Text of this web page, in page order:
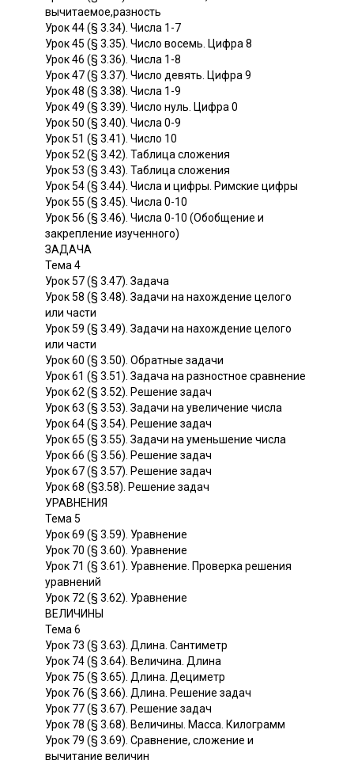
вычитаемое,разность
Урок 44 (§ 3.34). Числа 1-7
Урок 45 (§ 3.35). Число восемь. Цифра 8
Урок 46 (§ 3.36). Числа 1-8
Урок 47 (§ 3.37). Число девять. Цифра 9
Урок 48 (§ 3.38). Числа 1-9
Урок 49 (§ 3.39). Число нуль. Цифра 0
Урок 50 (§ 3.40). Числа 0-9
Урок 51 (§ 3.41). Число 10
Урок 52 (§ 3.42). Таблица сложения
Урок 53 (§ 3.43). Таблица сложения
Урок 54 (§ 3.44). Числа и цифры. Римские цифры
Урок 55 (§ 3.45). Числа 0-10
Урок 56 (§ 3.46). Числа 0-10 (Обобщение и
закрепление изученного)
ЗАДАЧА
Тема 4
Урок 57 (§ 3.47). Задача
Урок 58 (§ 3.48). Задачи на нахождение целого
или части
Урок 59 (§ 3.49). Задачи на нахождение целого
или части
Урок 60 (§ 3.50). Обратные задачи
Урок 61 (§ 3.51). Задача на разностное сравнение
Урок 62 (§ 3.52). Решение задач
Урок 63 (§ 3.53). Задачи на увеличение числа
Урок 64 (§ 3.54). Решение задач
Урок 65 (§ 3.55). Задачи на уменьшение числа
Урок 66 (§ 3.56). Решение задач
Урок 67 (§ 3.57). Решение задач
Урок 68 (§3.58). Решение задач
УРАВНЕНИЯ
Тема 5
Урок 69 (§ 3.59). Уравнение
Урок 70 (§ 3.60). Уравнение
Урок 71 (§ 3.61). Уравнение. Проверка решения
уравнений
Урок 72 (§ 3.62). Уравнение
ВЕЛИЧИНЫ
Тема 6
Урок 73 (§ 3.63). Длина. Сантиметр
Урок 74 (§ 3.64). Величина. Длина
Урок 75 (§ 3.65). Длина. Дециметр
Урок 76 (§ 3.66). Длина. Решение задач
Урок 77 (§ 3.67). Решение задач
Урок 78 (§ 3.68). Величины. Масса. Килограмм
Урок 79 (§ 3.69). Сравнение, сложение и
вычитание величин